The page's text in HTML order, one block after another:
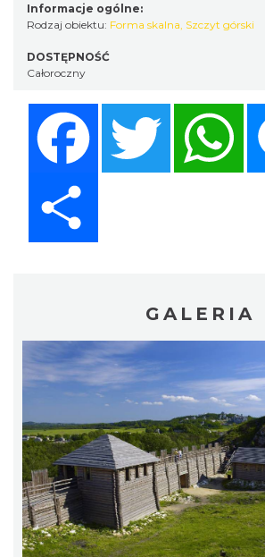
Informacje ogólne:
Rodzaj obiektu: Forma skalna Szczyt górski
DOSTĘPNOŚĆ
Całoroczny
Twitter
GALERIA